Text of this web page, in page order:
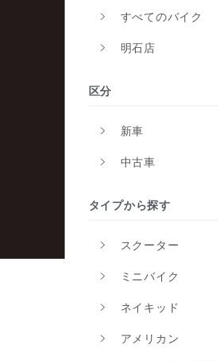
すべてのバイク
明石店
区分
新車
中古車
タイプから探す
スクーター
ミニバイク
ネイキッド
アメリカン